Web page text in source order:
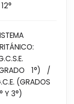
1°) /
(GRADOS
Y 3°)